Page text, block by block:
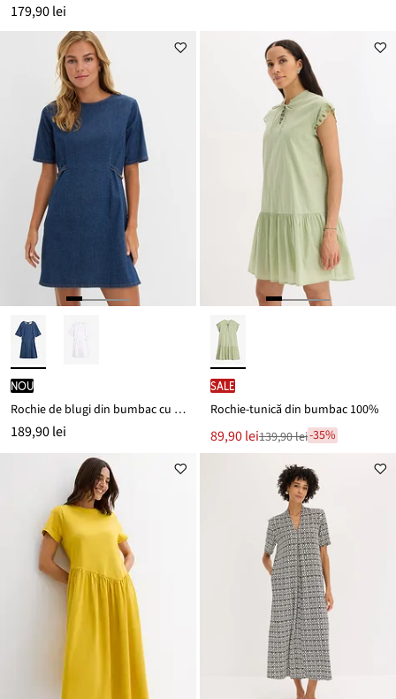
179,90 lei
nou
Rochie de blugi din bumbac cu stretch
189,90 lei
SALE
Rochie-tunică din bumbac 100%
Noul
preț
89,90 lei
Reducere139,90 lei-35%